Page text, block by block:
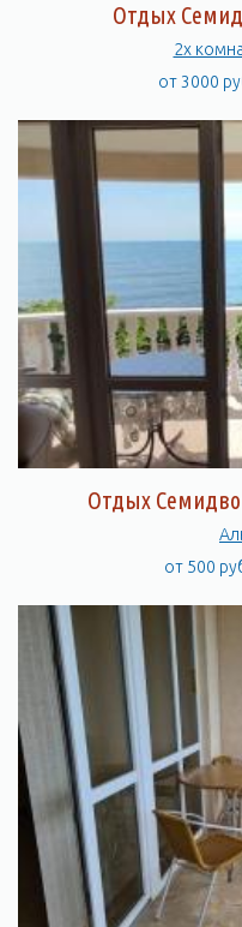
Отдых
2х
от 3000
Отдых
от 500